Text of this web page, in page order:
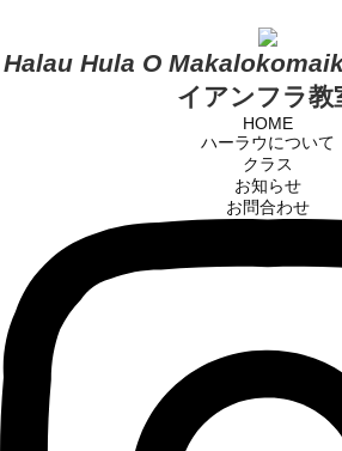
Halau Hula O
イアンフラ教
HOME
ハーラウについて
クラス
お知らせ
お問合わせ